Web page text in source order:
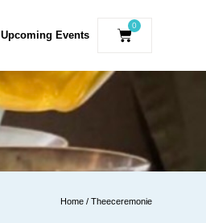
Upcoming Events
0
Home / Theeceremonie